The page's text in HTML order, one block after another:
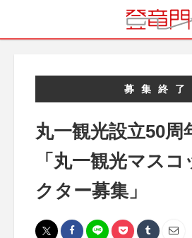
募集終了
丸一観光設立50周
「丸一観光マス
クター募集」